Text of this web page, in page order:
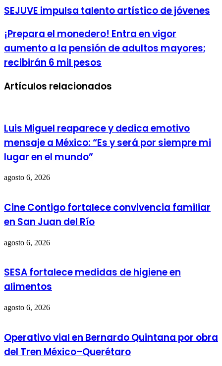
SEJUVE impulsa talento artístico de jóvenes
¡Prepara el monedero! Entra en vigor
aumento a la pensión de adultos mayores;
recibirán 6 mil pesos
Artículos relacionados
Luis Miguel reaparece y dedica emotivo
mensaje a México: “Es y será por siempre mi
lugar en el mundo”
agosto 6, 2026
Cine Contigo fortalece convivencia familiar
en San Juan del Río
agosto 6, 2026
SESA fortalece medidas de higiene en
alimentos
agosto 6, 2026
Operativo vial en Bernardo Quintana por obra
del Tren México–Querétaro